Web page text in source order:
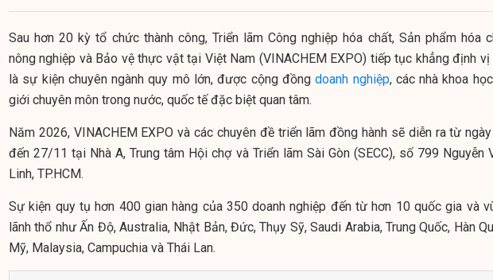
Sau hơn 20 kỳ tổ chức thành công, Triển lãm Công nghiệp hóa chất, Sản phẩm hóa
nông nghiệp và Bảo vệ thực vật tại Việt Nam (VINACHEM EXPO) tiếp tục khẳng định vị
là sự kiện chuyên ngành quy mô lớn, được cộng đồngdoanh nghiệp, các nhà khoa
giới chuyên môn trong nước, quốc tế đặc biệt quan tâm.
Năm 2026, VINACHEM EXPO và các chuyên đề triển lãm đồng hành sẽ diễn ra từ
đến 27/11 tại Nhà A, Trung tâm Hội chợ và Triển lãm Sài Gòn (SECC), số 799 Nguyễn
Linh, TP.HCM.
Sự kiện quy tụ hơn 400 gian hàng của 350 doanh nghiệp đến từ hơn 10 quốc gia và
lãnh thổ như Ấn Độ, Australia, Nhật Bản, Đức, Thụy Sỹ, Saudi Arabia, Trung Quốc, Hàn
Mỹ, Malaysia, Campuchia và Thái Lan.